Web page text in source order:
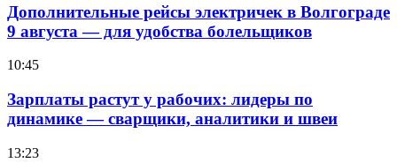
Дополнительные рейсы электричек в Волгограде
9 августа — для удобства болельщиков
10:45
Зарплаты растут у рабочих: лидеры по
динамике — сварщики, аналитики и швеи
13:23